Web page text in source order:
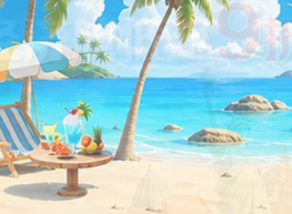
国内航线燃油附加费征收标准调整的通知
”周二幸运夜（特别季）答题抽奖活动
”周二幸运夜（特别季）抽奖活动规则
空公司名义进行欺诈的温馨提示
股份有限公司公告
海豚”影响海南航空国际客票特殊票务处
海豚”影响的相关航线客票特殊处置规则